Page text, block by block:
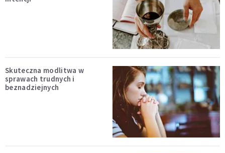
Skuteczna modlitwa w
sprawach trudnych i
beznadziejnych